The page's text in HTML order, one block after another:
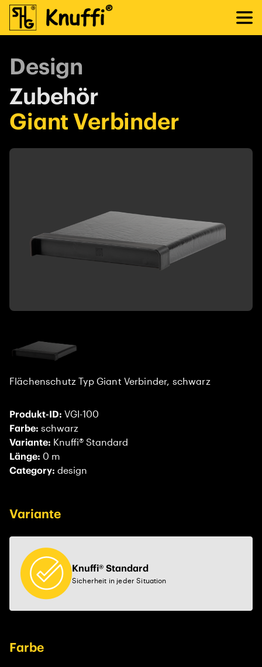
Design
Zubehör
Giant Verbinder
Flächenschutz Typ Giant Verbinder, schwarz
Produkt-ID: VGI-100
Farbe: schwarz
Variante: Knuffi® Standard
Länge: 0 m
Category: design
Variante
Knuffi® Standard
Sicherheit in jeder Situation
Farbe